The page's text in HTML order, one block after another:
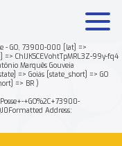
- GO, 73900-000 [lat] =>
ChIJKSCEVohtTpMRL3Z-99y-fq4
Marquês Gouveia
=> Goiás [state_short] => GO
=> BR )
+GO%2C+73900-
Address:
Rende +